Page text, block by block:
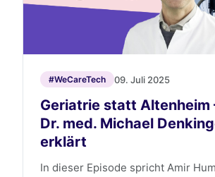
#WeCareTech 09. Juli 2025
Geriatrie statt Altenheim
Dr. med. Michael
erklärt
In dieser Episode spricht Amir